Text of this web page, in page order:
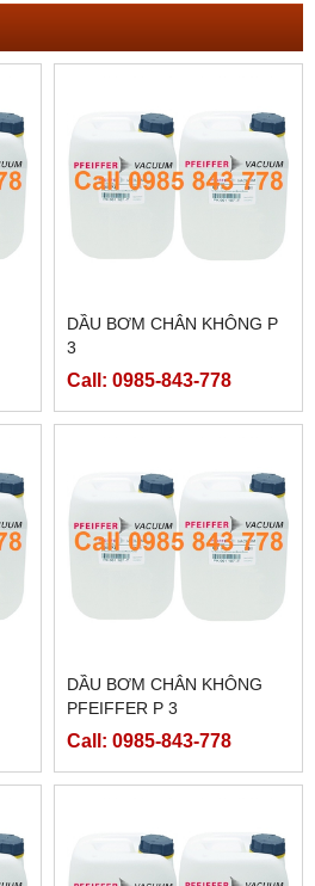
DẦU BƠM CHÂN KHÔNG P
3
Call: 0985-843-778
DẦU BƠM CHÂN KHÔNG
PFEIFFER P 3
Call: 0985-843-778